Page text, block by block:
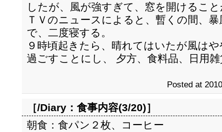
したが、風が強すぎて、窓を開けるこ
ＴＶのニュースによると、暫くの間、
で、二度寝する。
９時頃起きたら、晴れてはいたが風は
過ごすことにし、 夕方、食料品、日用
Posted at
［/Diary： 食事内容(3/20)］
朝食：食パン２枚、コーヒー